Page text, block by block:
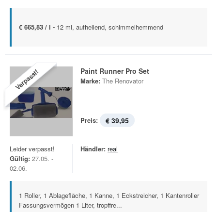
€ 665,83 / l - 12 ml, aufhellend, schimmelhemmend
Verpasst! Paint Runner Pro Set
Marke: The Renovator
Preis: € 39,95
Leider verpasst!
Gültig: 27.05. -
02.06.
Händler: real
1 Roller, 1 Ablagefläche, 1 Kanne, 1 Eckstreicher, 1 Kantenroller
Fassungsvermögen 1 Liter, tropffre...